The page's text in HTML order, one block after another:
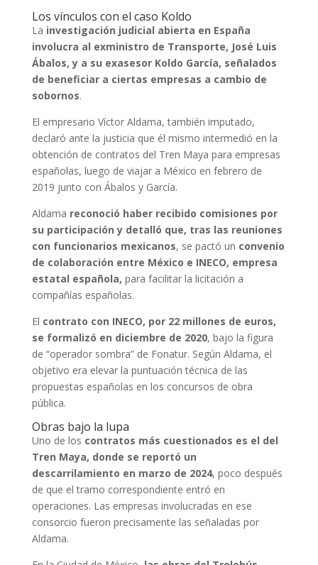
Los vínculos con el caso Koldo
La investigación judicial abierta en España
involucra al exministro de Transporte, José Luis
Ábalos, y a su exasesor Koldo García, señalados
de beneficiar a ciertas empresas a cambio de
sobornos.
El empresario Víctor Aldama, también imputado,
declaró ante la justicia que él mismo intermedió en la
obtención de contratos del Tren Maya para empresas
españolas, luego de viajar a México en febrero de
2019 junto con Ábalos y García.
Aldama reconoció haber recibido comisiones por
su participación y detalló que, tras las reuniones
con funcionarios mexicanos, se pactó un convenio
de colaboración entre México e INECO, empresa
estatal española, para facilitar la licitación a
compañías españolas.
El contrato con INECO, por 22 millones de euros,
se formalizó en diciembre de 2020, bajo la figura
de “operador sombra” de Fonatur. Según Aldama, el
objetivo era elevar la puntuación técnica de las
propuestas españolas en los concursos de obra
pública.
Obras bajo la lupa
Uno de los contratos más cuestionados es el del
Tren Maya, donde se reportó un
descarrilamiento en marzo de 2024, poco después
de que el tramo correspondiente entró en
operaciones. Las empresas involucradas en ese
consorcio fueron precisamente las señaladas por
Aldama.